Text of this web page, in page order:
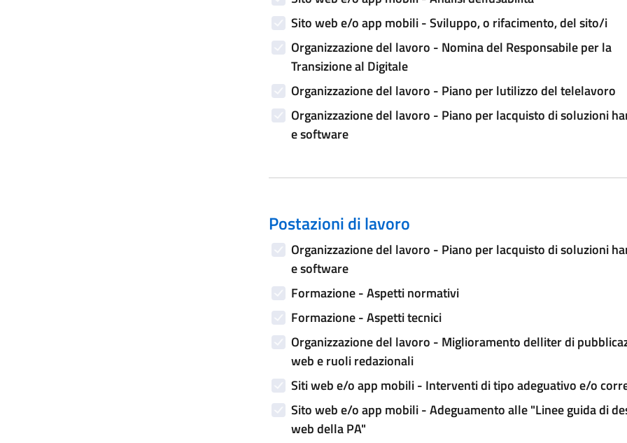
Sito web e/o app mobili - Sviluppo, o rifacimento, del sito/i
Organizzazione del lavoro - Nomina del Responsabile per la
Transizione al Digitale
Organizzazione del lavoro - Piano per lutilizzo del telelavoro
Organizzazione del lavoro - Piano per lacquisto di soluzioni
e software
Postazioni di lavoro
Organizzazione del lavoro - Piano per lacquisto di soluzioni
e software
Formazione - Aspetti normativi
Formazione - Aspetti tecnici
Organizzazione del lavoro - Miglioramento delliter di
web e ruoli redazionali
Siti web e/o app mobili - Interventi di tipo adeguativo e/o
Sito web e/o app mobili - Adeguamento alle "Linee guida di
web della PA"